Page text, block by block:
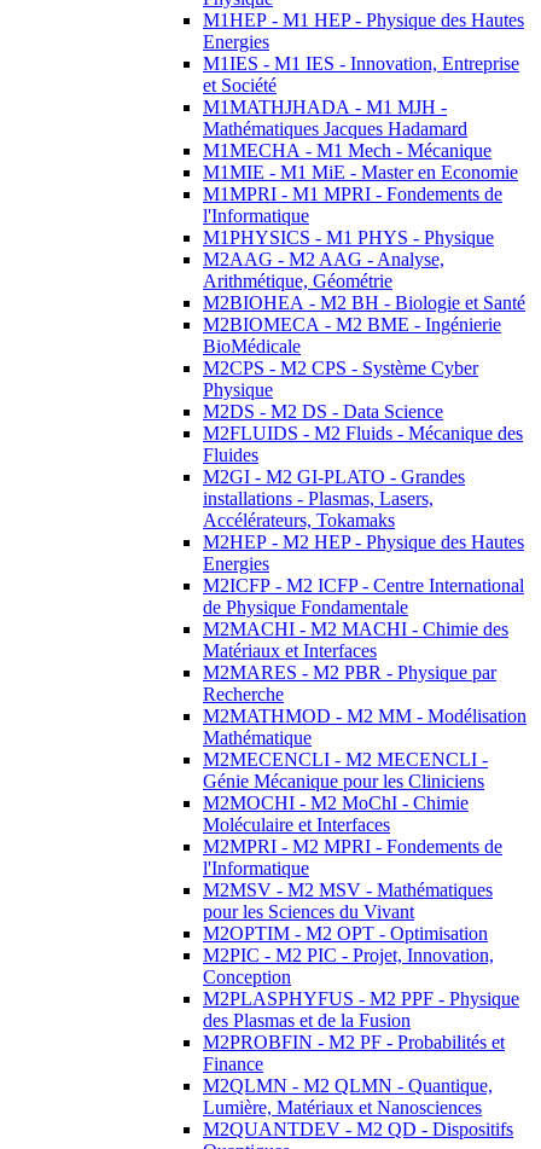
M1HEP - M1 HEP - Physique des Hautes
Energies
M1IES - M1 IES - Innovation, Entreprise
et Société
M1MATHJHADA - M1 MJH -
Mathématiques Jacques Hadamard
M1MECHA - M1 Mech - Mécanique
M1MIE - M1 MiE - Master en Economie
M1MPRI - M1 MPRI - Fondements de
l'Informatique
M1PHYSICS - M1 PHYS - Physique
M2AAG - M2 AAG - Analyse,
Arithmétique, Géométrie
M2BIOHEA - M2 BH - Biologie et Santé
M2BIOMECA - M2 BME - Ingénierie
BioMédicale
M2CPS - M2 CPS - Système Cyber
Physique
M2DS - M2 DS - Data Science
M2FLUIDS - M2 Fluids - Mécanique des
Fluides
M2GI - M2 GI-PLATO - Grandes
installations - Plasmas, Lasers,
Accélérateurs, Tokamaks
M2HEP - M2 HEP - Physique des Hautes
Energies
M2ICFP - M2 ICFP - Centre International
de Physique Fondamentale
M2MACHI - M2 MACHI - Chimie des
Matériaux et Interfaces
M2MARES - M2 PBR - Physique par
Recherche
M2MATHMOD - M2 MM - Modélisation
Mathématique
M2MECENCLI - M2 MECENCLI -
Génie Mécanique pour les Cliniciens
M2MOCHI - M2 MoChI - Chimie
Moléculaire et Interfaces
M2MPRI - M2 MPRI - Fondements de
l'Informatique
M2MSV - M2 MSV - Mathématiques
pour les Sciences du Vivant
M2OPTIM - M2 OPT - Optimisation
M2PIC - M2 PIC - Projet, Innovation,
Conception
M2PLASPHYFUS - M2 PPF - Physique
des Plasmas et de la Fusion
M2PROBFIN - M2 PF - Probabilités et
Finance
M2QLMN - M2 QLMN - Quantique,
Lumière, Matériaux et Nanosciences
M2QUANTDEV - M2 QD - Dispositifs